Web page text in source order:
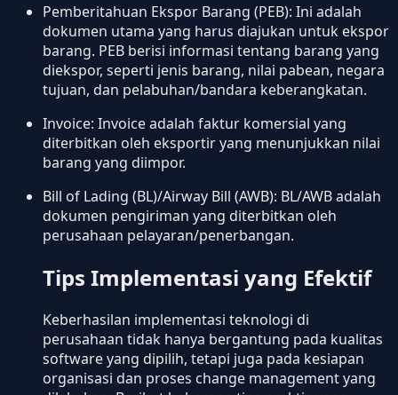
Pemberitahuan Ekspor Barang (PEB): Ini adalah
dokumen utama yang harus diajukan untuk ekspor
barang. PEB berisi informasi tentang barang yang
diekspor, seperti jenis barang, nilai pabean, negara
tujuan, dan pelabuhan/bandara keberangkatan.
Invoice: Invoice adalah faktur komersial yang
diterbitkan oleh eksportir yang menunjukkan nilai
barang yang diimpor.
Bill of Lading (BL)/Airway Bill (AWB): BL/AWB adalah
dokumen pengiriman yang diterbitkan oleh
perusahaan pelayaran/penerbangan.
Tips Implementasi yang Efektif
Keberhasilan implementasi teknologi di
perusahaan tidak hanya bergantung pada kualitas
software yang dipilih, tetapi juga pada kesiapan
organisasi dan proses change management yang